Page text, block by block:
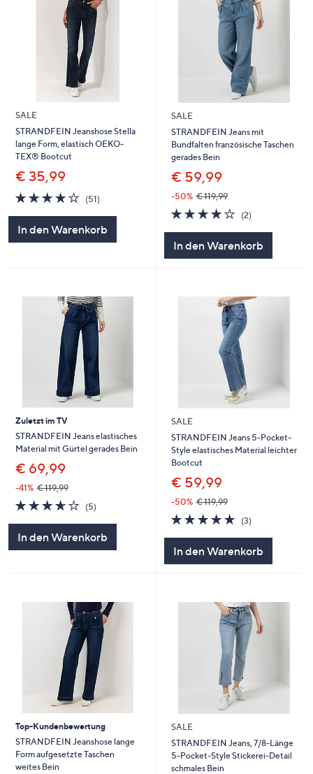
SALE
STRANDFEIN Jeanshose Stella
lange Form, elastisch OEKO-
TEX® Bootcut
€ 35,99
4.1
von
5
(51)
In den Warenkorb
SALE
STRANDFEIN Jeans mit
Bundfalten französische Taschen
gerades Bein
€ 59,99
-50% € 119,99
4.0
von
5
(2)
In den Warenkorb
Zuletzt im TV
STRANDFEIN Jeans elastisches
Material mit Gürtel gerades Bein
€ 69,99
-41% € 119,99
3.6
von
5
(5)
In den Warenkorb
SALE
STRANDFEIN Jeans 5-Pocket-
Style elastisches Material leichter
Bootcut
€ 59,99
-50% € 119,99
4.7
von
5
(3)
In den Warenkorb
Top-Kundenbewertung
STRANDFEIN Jeanshose lange
Form aufgesetzte Taschen
weites Bein
SALE
STRANDFEIN Jeans, 7/8-Länge
5-Pocket-Style Stickerei-Detail
schmales Bein